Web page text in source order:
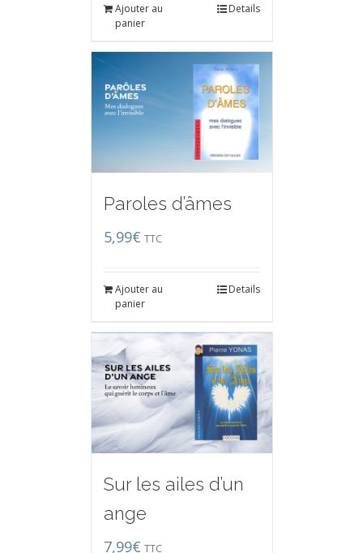
Ajouter au
panier
Details
Paroles d’âmes
5,99€ TTC
Ajouter au
panier
Details
Sur les ailes d’un
ange
7,99€ TTC